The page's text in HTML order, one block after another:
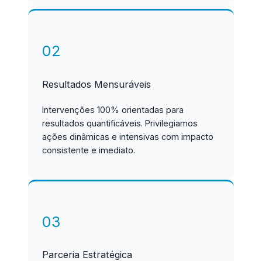
02
Resultados Mensuráveis
Intervenções 100% orientadas para
resultados quantificáveis. Privilegiamos
ações dinâmicas e intensivas com impacto
consistente e imediato.
03
Parceria Estratégica